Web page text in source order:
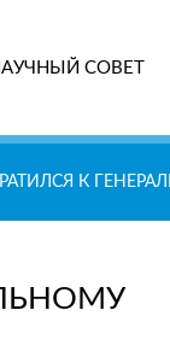
СОВЕТ
К